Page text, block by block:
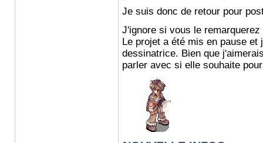
Je suis donc de retour pour
J'ignore si vous le
Le projet a été mis en pause
dessinatrice. Bien que
parler avec si elle souhaite